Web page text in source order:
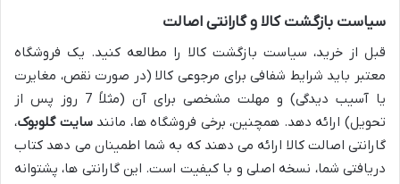
سیاست بازگشت کالا و گارانتی اصالت
قبل از خرید، سیاست بازگشت کالا را مطالعه کنید. یک فروشگاه
معتبر باید شرایط شفافی برای مرجوعی کالا (در صورت نقص، مغایرت
یا آسیب دیدگی) و مهلت مشخصی برای آن (مثلاً 7 روز پس از
تحویل) ارائه دهد. همچنین، برخی فروشگاه ها، مانندسایت گلوبوک،
گارانتی اصالت کالا ارائه می دهند که به شما اطمینان می دهد کتاب
دریافتی شما، نسخه اصلی و با کیفیت است. این گارانتی ها، پشتوانه